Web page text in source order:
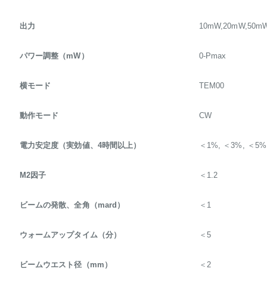
出力
パワー調整（mW） 0-Pmax
横モード TEM00
動作モード CW
電力安定度（実効値、4時間以上） ＜1%, ＜3%, ＜5%
M2因子 ＜1.2
ビームの発散、全角（mard） ＜1
ウォームアップタイム（分） ＜5
ビームウエスト径（mm） ＜2